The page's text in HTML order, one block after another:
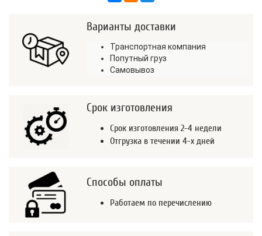
Варианты доставки
Транспортная компания
Попутный груз
Самовывоз
Срок изготовления
Срок изготовления 2-4 недели
Отгрузка в течении 4-х дней
Способы оплаты
Работаем по перечислению